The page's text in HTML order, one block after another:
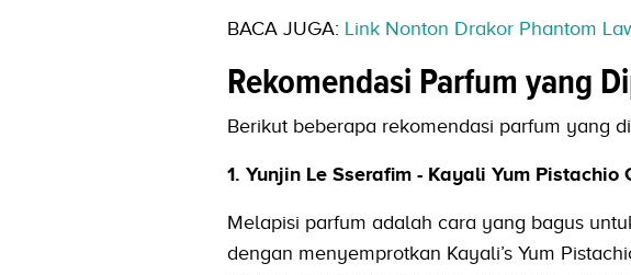
BACA JUGA: Link Nonton Drakor Phantom
Rekomendasi Parfum yang
Berikut beberapa rekomendasi parfum yang
1. Yunjin Le Sserafim - Kayali Yum
Melapisi parfum adalah cara yang bagus
dengan menyemprotkan Kayali’s Yum